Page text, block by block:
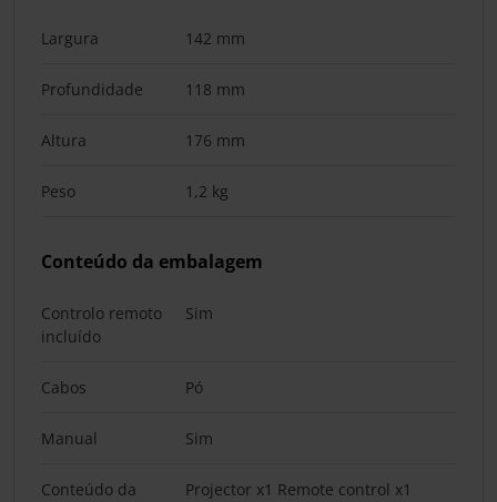
Largura 142 mm
Profundidade 118 mm
Altura 176 mm
Peso 1,2 kg
Conteúdo da embalagem
Controlo remoto
incluído
Sim
Cabos Pó
Manual Sim
Conteúdo da
Projector x1 Remote control x1